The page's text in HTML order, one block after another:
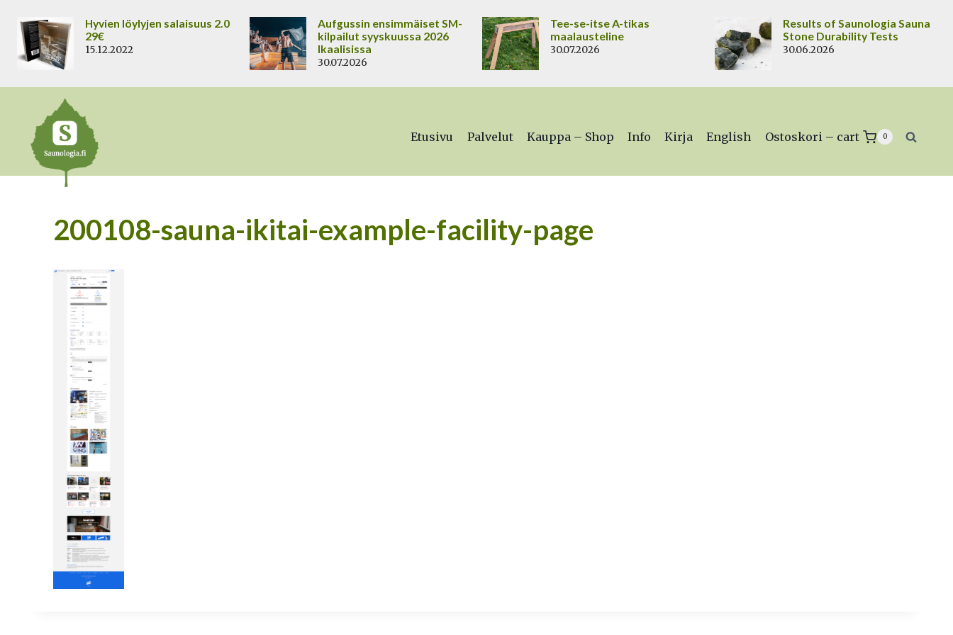
sisältöön
Hyvien löylyjen salaisuus 2.0
29€
15.12.2022
Aufgussin ensimmäiset SM-
kilpailut syyskuussa 2026
Ikaalisissa
30.07.2026
Tee-se-itse A-tikas
maalausteline
30.07.2026
Results of Saunologia Sauna
Stone Durability Tests
30.06.2026
Etusivu Palvelut Kauppa – Shop Info Kirja English Ostoskori – cart 0
200108-sauna-ikitai-example-facility-page